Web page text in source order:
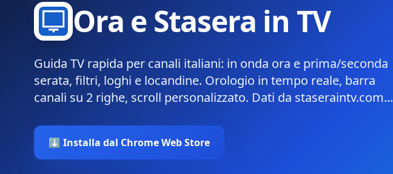
Ora e Stasera in TV
Guida TV rapida per canali italiani: in onda ora e prima/seconda
serata, filtri, loghi e locandine. Orologio in tempo reale, barra
canali su 2 righe, scroll personalizzato. Dati da staseraintv.com...
⬇️ Installa dal Chrome Web Store